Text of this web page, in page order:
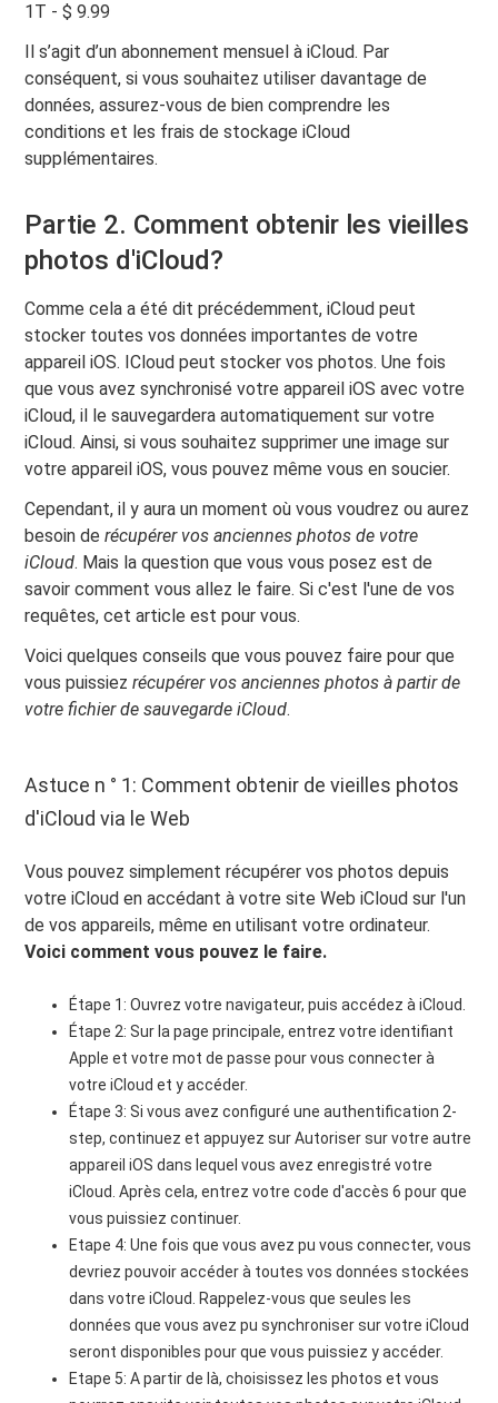
1T - $ 9.99
Il s’agit d’un abonnement mensuel à iCloud. Par
conséquent, si vous souhaitez utiliser davantage de
données, assurez-vous de bien comprendre les
conditions et les frais de stockage iCloud
supplémentaires.
Partie 2. Comment obtenir les vieilles
photos d'iCloud?
Comme cela a été dit précédemment, iCloud peut
stocker toutes vos données importantes de votre
appareil iOS. ICloud peut stocker vos photos. Une fois
que vous avez synchronisé votre appareil iOS avec votre
iCloud, il le sauvegardera automatiquement sur votre
iCloud. Ainsi, si vous souhaitez supprimer une image sur
votre appareil iOS, vous pouvez même vous en soucier.
Cependant, il y aura un moment où vous voudrez ou aurez
besoin derécupérer vos anciennes photos de votre
iCloud. Mais la question que vous vous posez est de
savoir comment vous allez le faire. Si c'est l'une de vos
requêtes, cet article est pour vous.
Voici quelques conseils que vous pouvez faire pour que
vous puissiezrécupérer vos anciennes photos à partir de
votre fichier de sauvegarde iCloud.
Astuce n ° 1: Comment obtenir de vieilles photos
d'iCloud via le Web
Vous pouvez simplement récupérer vos photos depuis
votre iCloud en accédant à votre site Web iCloud sur l'un
de vos appareils, même en utilisant votre ordinateur.
Voici comment vous pouvez le faire.
Étape 1: Ouvrez votre navigateur, puis accédez à iCloud.
Étape 2: Sur la page principale, entrez votre identifiant
Apple et votre mot de passe pour vous connecter à
votre iCloud et y accéder.
Étape 3: Si vous avez configuré une authentification 2-
step, continuez et appuyez sur Autoriser sur votre autre
appareil iOS dans lequel vous avez enregistré votre
iCloud. Après cela, entrez votre code d'accès 6 pour que
vous puissiez continuer.
Etape 4: Une fois que vous avez pu vous connecter, vous
devriez pouvoir accéder à toutes vos données stockées
dans votre iCloud. Rappelez-vous que seules les
données que vous avez pu synchroniser sur votre iCloud
seront disponibles pour que vous puissiez y accéder.
Etape 5: A partir de là, choisissez les photos et vous